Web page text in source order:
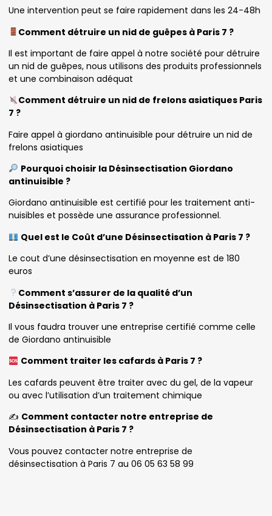
Une intervention peut se faire rapidement dans les 24-48h
Comment détruire un nid de guêpes à Paris 7 ?
Il est important de faire appel à notre société pour détruire
un nid de guêpes, nous utilisons des produits professionnels
et une combinaison adéquat
Comment détruire un nid de frelons asiatiques Paris
7 ?
Faire appel à giordano antinuisible pour détruire un nid de
frelons asiatiques
Pourquoi choisir la Désinsectisation Giordano
antinuisible ?
Giordano antinuisible est certifié pour les traitement anti-
nuisibles et possède une assurance professionnel.
Quel est le Coût d’une Désinsectisation à Paris 7 ?
Le cout d’une désinsectisation en moyenne est de 180
euros
Comment s’assurer de la qualité d’un
Désinsectisation à Paris 7 ?
Il vous faudra trouver une entreprise certifié comme celle
de Giordano antinuisible
Comment traiter les cafards à Paris 7 ?
Les cafards peuvent être traiter avec du gel, de la vapeur
ou avec l’utilisation d’un traitement chimique
✍️ Comment contacter notre entreprise de
Désinsectisation à Paris 7 ?
Vous pouvez contacter notre entreprise de
désinsectisation à Paris 7 au 06 05 63 58 99